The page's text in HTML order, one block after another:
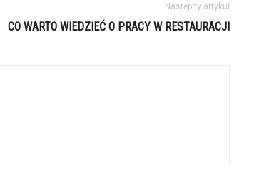
Następny artykuł
CO WARTO WIEDZIEĆ O PRACY W RESTAURACJI